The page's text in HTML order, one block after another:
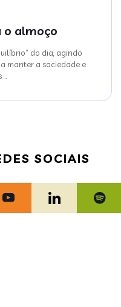
o almoço
do dia, agindo
manter a saciedade e
SOCIAIS